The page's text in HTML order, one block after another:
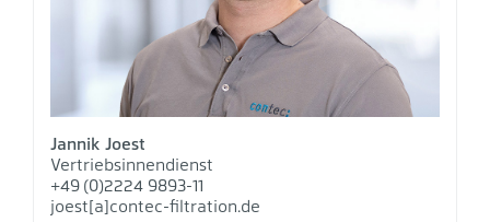
Jannik Joest
Vertriebsinnendienst
+49 (0)2224 9893-11
joest[a]contec-filtration.de